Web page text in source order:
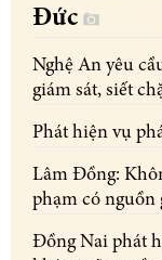
Đức
Nghệ An yêu
giám sát, siết
Lâm Đồng:
phạm có nguồn
Đồng Nai phát